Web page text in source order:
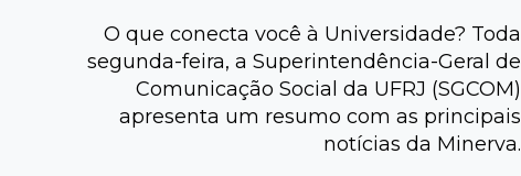
O que conecta você à Universidade? Toda
segunda-feira, a Superintendência-Geral de
Comunicação Social da UFRJ (SGCOM)
apresenta um resumo com as principais
notícias da Minerva.